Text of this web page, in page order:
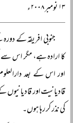
۱۳ نومبر ۲۰۰۸ء
جنوبی افریقہ کے
کا ارادہ ہے، مگر اس سے
اور اس کے بعد
قادیانیت اور
کی نذر کر رہا ہوں۔